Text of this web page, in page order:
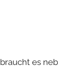
es